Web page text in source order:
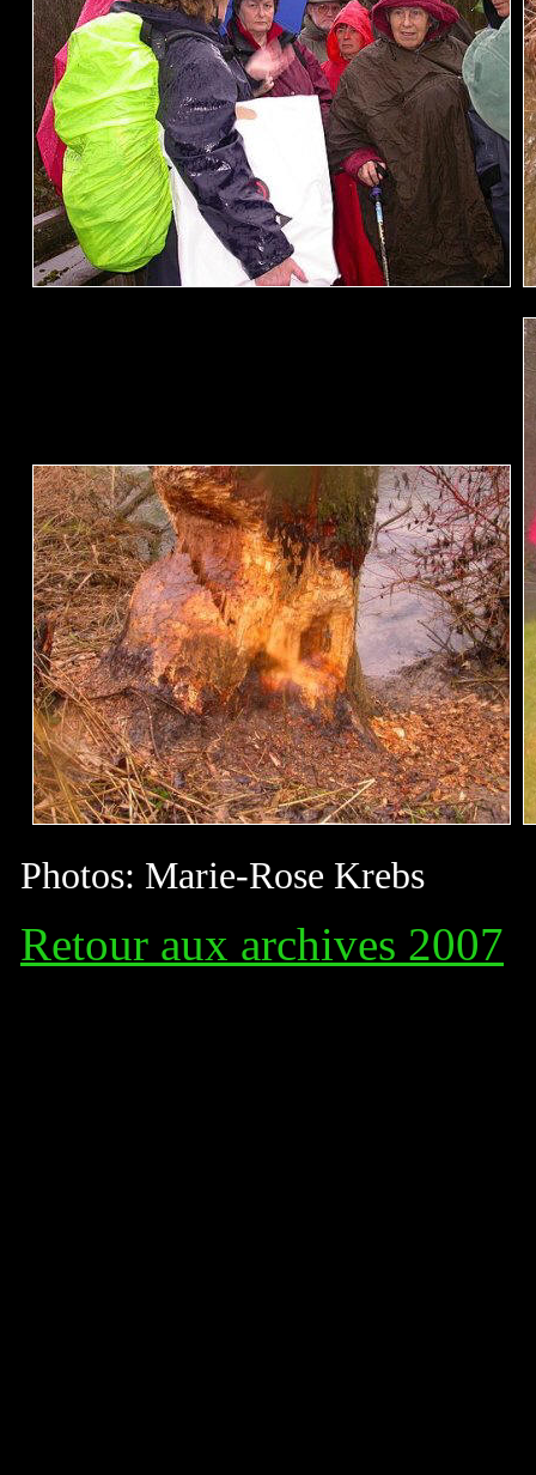
Photos: Marie-Rose Krebs
Retour aux archives 2007